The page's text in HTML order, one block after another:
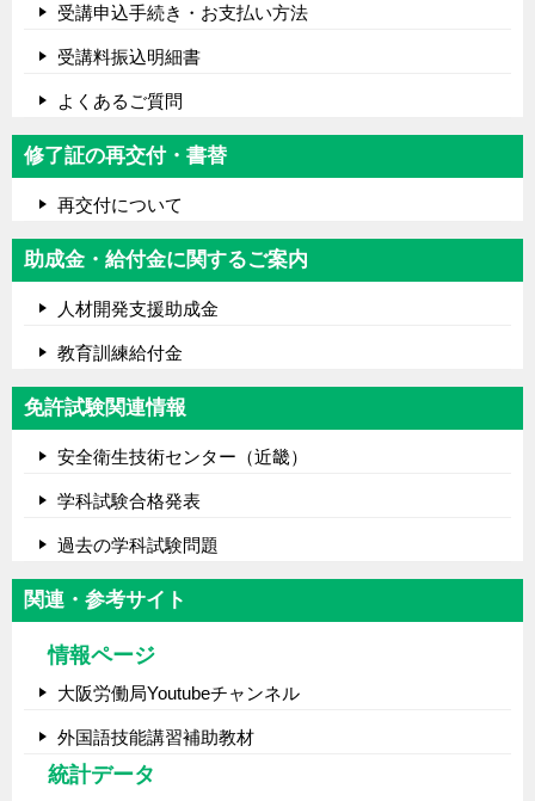
受講申込手続き・お支払い方法
受講料振込明細書
よくあるご質問
修了証の再交付・書替
再交付について
助成金・給付金に関するご案内
人材開発支援助成金
教育訓練給付金
免許試験関連情報
安全衛生技術センター（近畿）
学科試験合格発表
過去の学科試験問題
関連・参考サイト
情報ページ
大阪労働局Youtubeチャンネル
外国語技能講習補助教材
統計データ